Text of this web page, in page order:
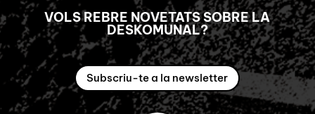
VOLS REBRE NOVETATS SOBRE LA
DESKOMUNAL?
Subscriu-te a la newsletter